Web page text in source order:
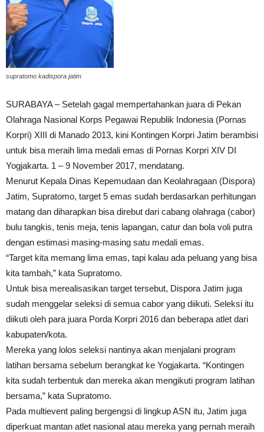
supratomo kadispora jatim
SURABAYA – Setelah gagal mempertahankan juara di Pekan
Olahraga Nasional Korps Pegawai Republik Indonesia (Pornas
Korpri) XIII di Manado 2013, kini Kontingen Korpri Jatim berambisi
untuk bisa meraih lima medali emas di Pornas Korpri XIV DI
Yogjakarta. 1 – 9 November 2017, mendatang.
Menurut Kepala Dinas Kepemudaan dan Keolahragaan (Dispora)
Jatim, Supratomo, target 5 emas sudah berdasarkan perhitungan
matang dan diharapkan bisa direbut dari cabang olahraga (cabor)
bulu tangkis, tenis meja, tenis lapangan, catur dan bola voli putra
dengan estimasi masing-masing satu medali emas.
“Target kita memang lima emas, tapi kalau ada peluang yang bisa
kita tambah,” kata Supratomo.
Untuk bisa merealisasikan target tersebut, Dispora Jatim juga
sudah menggelar seleksi di semua cabor yang diikuti. Seleksi itu
diikuti oleh para juara Porda Korpri 2016 dan beberapa atlet dari
kabupaten/kota.
Mereka yang lolos seleksi nantinya akan menjalani program
latihan bersama sebelum berangkat ke Yogjakarta. “Kontingen
kita sudah terbentuk dan mereka akan mengikuti program latihan
bersama,” kata Supratomo.
Pada multievent paling bergengsi di lingkup ASN itu, Jatim juga
diperkuat mantan atlet nasional atau mereka yang pernah meraih